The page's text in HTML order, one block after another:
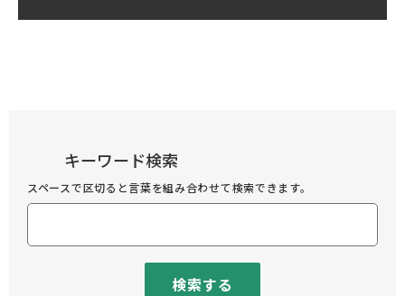
キーワード検索
スペースで区切ると言葉を組み合わせて検索できます。
検索する